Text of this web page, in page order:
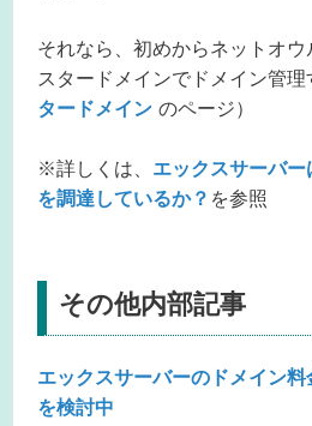
それなら、初めからネットオ
スタードメインでドメイン管
タードメイン のページ）
※詳しくは、 エックスサーバ
を調達しているか？ を参照
その他内部記事
エックスサーバーのドメイン
を検討中